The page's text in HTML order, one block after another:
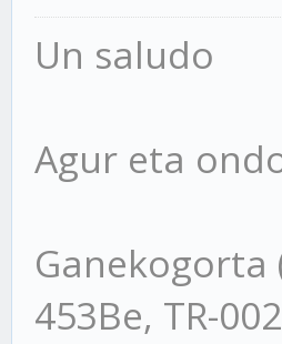
Un saludo
Agur eta
Ganekogorta
453Be, TR-